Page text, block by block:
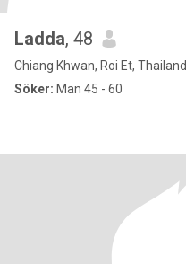
Ladda, 48
Chiang Khwan, Roi Et, Thailand
Söker: Man 45 - 60